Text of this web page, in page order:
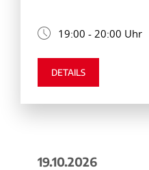
19:00 - 20:00 Uhr
DETAILS
19.10.2026